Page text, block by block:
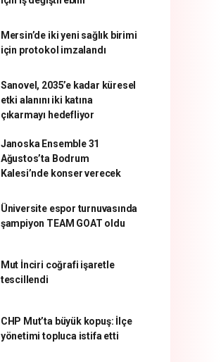
Mersin’de iki yeni sağlık birimi
için protokol imzalandı
Sanovel, 2035’e kadar küresel
etki alanını iki katına
çıkarmayı hedefliyor
Janoska Ensemble 31
Ağustos’ta Bodrum
Kalesi’nde konser verecek
Üniversite espor turnuvasında
şampiyon TEAM GOAT oldu
Mut İnciri coğrafi işaretle
tescillendi
CHP Mut’ta büyük kopuş: İlçe
yönetimi topluca istifa etti